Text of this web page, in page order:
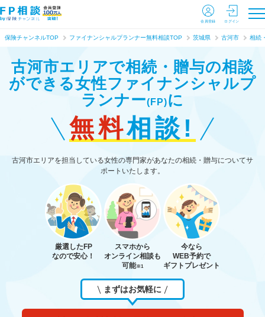
会員登録 ログイン
保険チャンネルTOP ファイナンシャルプランナー無料相談TOP 茨城県 古河市 相続
古河市エリアで相続・贈与の相談
ができる女性ファイナンシャルプ
ランナー(FP)に
無料相談!
古河市エリアを担当している女性の専門家があなたの相続・贈与についてサ
ポートいたします。
厳選したFP
なので安心！
スマホから
オンライン相談も
可能※1
今なら
WEB予約で
ギフトプレゼント
まずはお気軽に